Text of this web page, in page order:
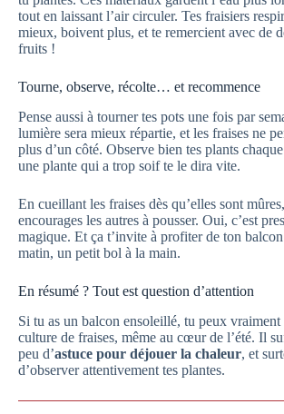
tout en laissant l’air circuler. Tes fraisiers
mieux, boivent plus, et te remercient avec de
fruits !
Tourne, observe, récolte… et recommence
Pense aussi à tourner tes pots une fois par
lumière sera mieux répartie, et les fraises ne
plus d’un côté. Observe bien tes plants
une plante qui a trop soif te le dira vite.
En cueillant les fraises dès qu’elles sont
encourages les autres à pousser. Oui, c’est
magique. Et ça t’invite à profiter de ton
matin, un petit bol à la main.
En résumé ? Tout est question d’attention
Si tu as un balcon ensoleillé, tu peux vraiment
culture de fraises, même au cœur de l’été. Il
peu d’astuce pour déjouer la chaleur, et
d’observer attentivement tes plantes.